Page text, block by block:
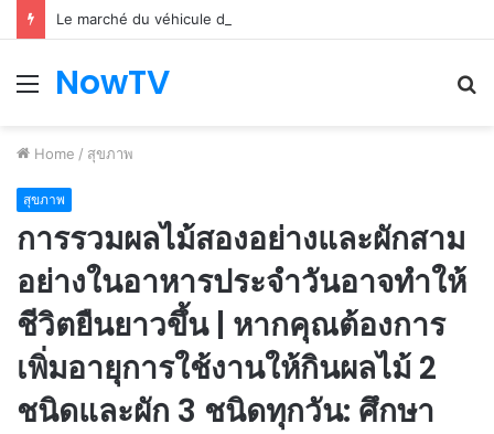
Le marché du véhicule d’occasion en plein essor
Menu
NowTV
Home / สุขภาพ
สุขภาพ
การรวมผลไม้สองอย่างและผักสาม
อย่างในอาหารประจำวันอาจทำให้
ชีวิตยืนยาวขึ้น | หากคุณต้องการ
เพิ่มอายุการใช้งานให้กินผลไม้ 2
ชนิดและผัก 3 ชนิดทุกวัน: ศึกษา